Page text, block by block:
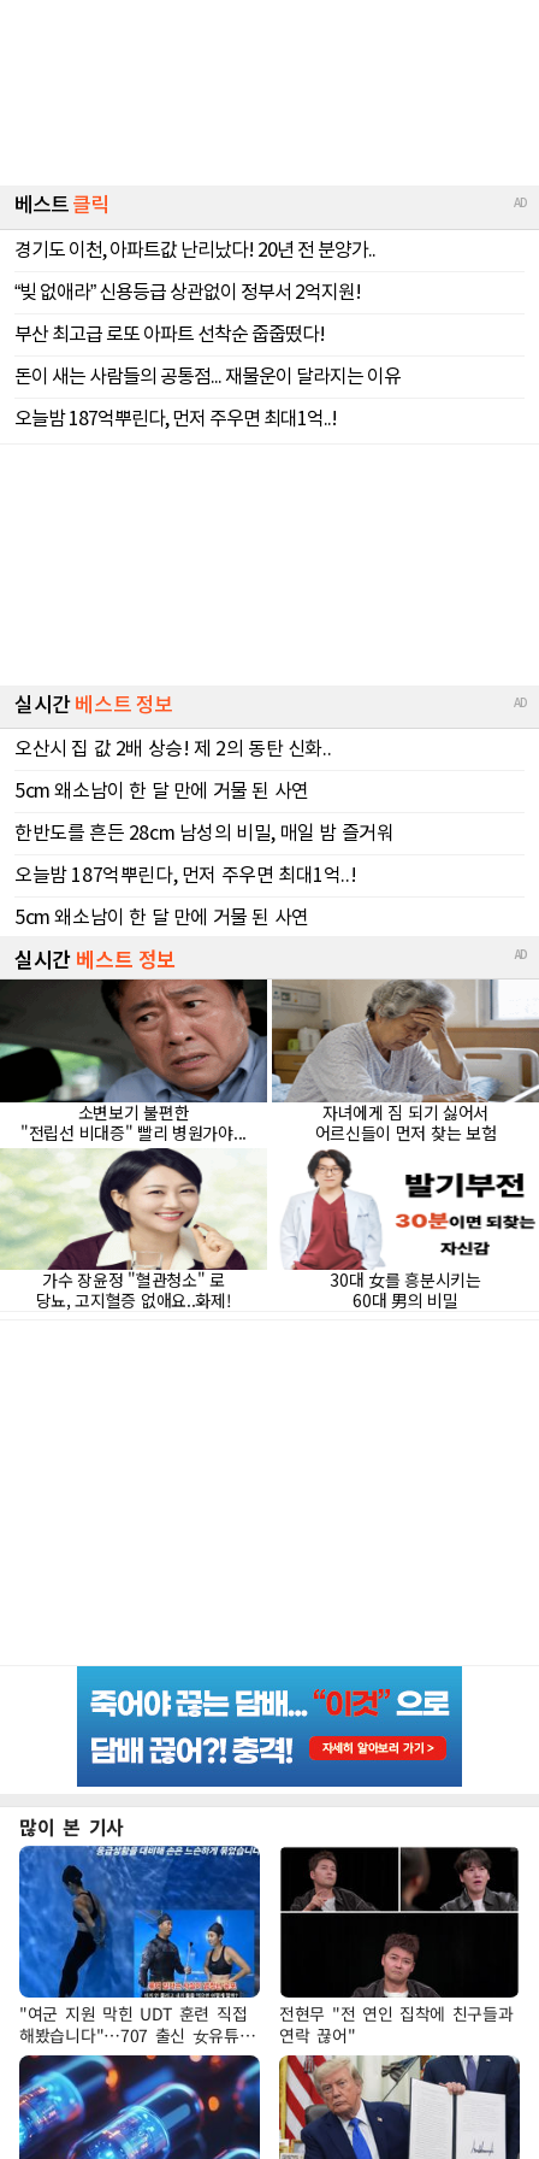
많이 본 기사
"여군 지원 막힌 UDT 훈련 직접
해봤습니다"…707 출신 女유튜버
'완벽 소화'
전현무 "전 연인 집착에 친구들과
연락 끊어"